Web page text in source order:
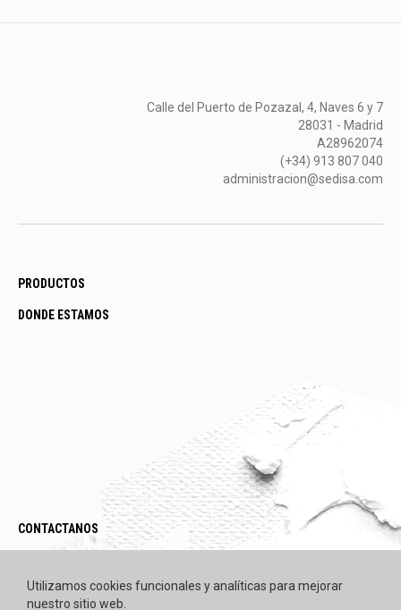
Calle del Puerto de Pozazal, 4, Naves 6 y 7
28031 - Madrid
A28962074
(+34) 913 807 040
administracion@sedisa.com
PRODUCTOS
DONDE ESTAMOS
CONTACTANOS
Utilizamos cookies funcionales y analíticas para mejorar
nuestro sitio web.